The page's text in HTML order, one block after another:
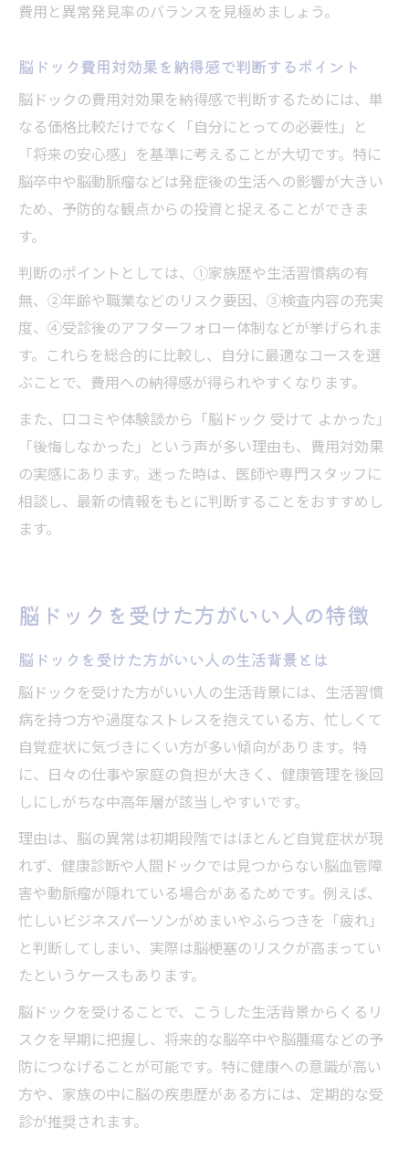
費用と異常発見率のバランスを見極めましょう。
脳ドック費用対効果を納得感で判断するポイント
脳ドックの費用対効果を納得感で判断するためには、単
なる価格比較だけでなく「自分にとっての必要性」と
「将来の安心感」を基準に考えることが大切です。特に
脳卒中や脳動脈瘤などは発症後の生活への影響が大きい
ため、予防的な観点からの投資と捉えることができま
す。
判断のポイントとしては、①家族歴や生活習慣病の有
無、②年齢や職業などのリスク要因、③検査内容の充実
度、④受診後のアフターフォロー体制などが挙げられま
す。これらを総合的に比較し、自分に最適なコースを選
ぶことで、費用への納得感が得られやすくなります。
また、口コミや体験談から「脳ドック 受けて よかった」
「後悔しなかった」という声が多い理由も、費用対効果
の実感にあります。迷った時は、医師や専門スタッフに
相談し、最新の情報をもとに判断することをおすすめし
ます。
脳ドックを受けた方がいい人の特徴
脳ドックを受けた方がいい人の生活背景とは
脳ドックを受けた方がいい人の生活背景には、生活習慣
病を持つ方や過度なストレスを抱えている方、忙しくて
自覚症状に気づきにくい方が多い傾向があります。特
に、日々の仕事や家庭の負担が大きく、健康管理を後回
しにしがちな中高年層が該当しやすいです。
理由は、脳の異常は初期段階ではほとんど自覚症状が現
れず、健康診断や人間ドックでは見つからない脳血管障
害や動脈瘤が隠れている場合があるためです。例えば、
忙しいビジネスパーソンがめまいやふらつきを「疲れ」
と判断してしまい、実際は脳梗塞のリスクが高まってい
たというケースもあります。
脳ドックを受けることで、こうした生活背景からくるリ
スクを早期に把握し、将来的な脳卒中や脳腫瘍などの予
防につなげることが可能です。特に健康への意識が高い
方や、家族の中に脳の疾患歴がある方には、定期的な受
診が推奨されます。